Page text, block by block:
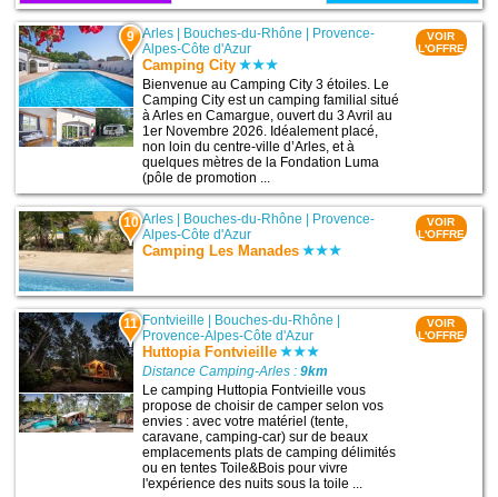
9 Arles Bouches-du-Rhône
Provence-
Alpes-Côte d'Azur
Camping City
Bienvenue au Camping City 3 étoiles. Le
Camping City est un camping familial situé
à Arles en Camargue, ouvert du 3 Avril au
1er Novembre 2026. Idéalement placé,
non loin du centre-ville d’Arles, et à
quelques mètres de la Fondation Luma
(pôle de promotion ...
VOIR
L'OFFRE
10 Arles | Bouches-du-Rhône | Provence-
Alpes-Côte d'Azur
Camping Les Manades
VOIR
L'OFFRE
11 Fontvieille Bouches-du-Rhône
Provence-Alpes-Côte d'Azur
Huttopia Fontvieille
Distance Camping-Arles :9km
Le camping Huttopia Fontvieille vous
propose de choisir de camper selon vos
envies : avec votre matériel (tente,
caravane, camping-car) sur de beaux
emplacements plats de camping délimités
ou en tentes Toile&Bois pour vivre
l'expérience des nuits sous la toile ...
VOIR
L'OFFRE